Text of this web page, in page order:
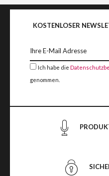
KOSTENLOSER
Ich habe die
genommen.